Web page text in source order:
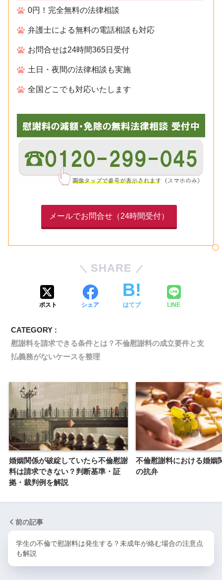
0円！完全無料の法律相談
弁護士による無料の電話相談も対応
お問合せは24時間365日受付
土日・夜間の法律相談も実施
全国どこでも対応いたします
メールでお問合せ（24時間受付）
SHARE
ポスト シェア はてブ LINE
CATEGORY :
慰謝料を請求できる条件とは？不倫慰謝料の成立要件と支
払義務がないケースを整理
婚姻関係が破綻していたら不倫慰謝
料は請求できない？判断基準・証
拠・裁判例を解説
不倫慰謝料における婚姻
の抗弁
前の記事
学生の不倫で慰謝料は発生する？未成年が絡む場合の注意点
も解説